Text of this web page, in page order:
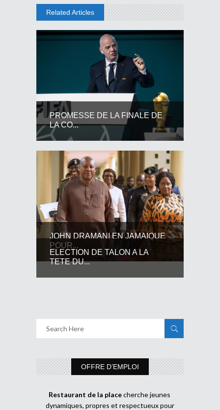
Related Articles
PROMESSE DE LA FINALE DE
LA CO...
JOHN DRAMANI EN JAMAIQUE
POUR...
ELECTION DE TALON A LA
TETE DU...
OFFRE D’EMPLOI
Restaurant de la placecherche jeunes
dynamiques, propres et respectueux pour